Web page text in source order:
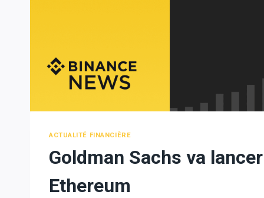
ACTUALITÉ FINANCIÈRE
Goldman Sachs va
Ethereum